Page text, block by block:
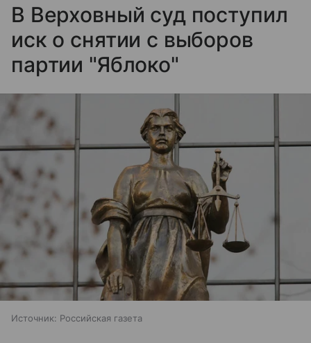
В Верховный суд поступил
иск о снятии с выборов
партии "Яблоко"
Источник: Российская газета